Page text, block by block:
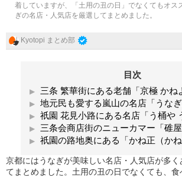
着していますが、「土用の丑の日」でなくてもオス
ぎの名店・人気店を厳選してまとめました。
Kyotopi まとめ部
目次
三条 繁華街にある老舗「京極 かね
地元民も愛する嵐山の名店「うなぎ
祇園 花見小路にある名店「う桶や
三条会商店街のニューカマー「碓屋
祇園の路地奥にある「かね正（かね
京都にはうなぎが美味しい名店・人気店が多く
てまとめました。土用の丑の日でなくても、